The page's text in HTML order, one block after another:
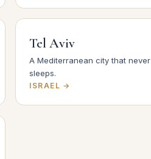
Tel Aviv
A Mediterranean city that never
sleeps.
ISRAEL →